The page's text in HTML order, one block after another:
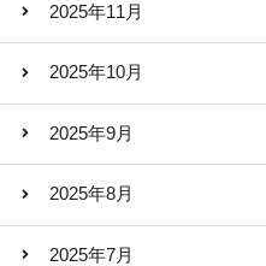
2025年11月
2025年10月
2025年9月
2025年8月
2025年7月